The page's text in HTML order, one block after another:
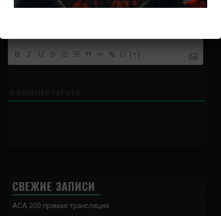
{} [+]
СВЕЖИЕ ЗАПИСИ
ACA 200 прямая трансляция